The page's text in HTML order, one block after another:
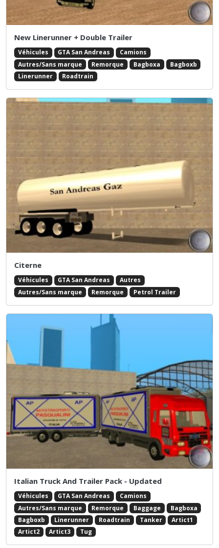
New Linerunner + Double Trailer
Véhicules GTA San Andreas
Camions
Autres/Sans marque
Remorque Bagboxa
Bagboxb
Linerunner
Roadtrain
Citerne
Véhicules GTA San Andreas
Autres
Autres/Sans marque
Remorque Petrol Trailer
Italian Truck And Trailer Pack - Updated
Véhicules GTA San Andreas
Camions
Autres/Sans marque
Remorque Baggage
Bagboxa
Bagboxb
Linerunner Roadtrain Tanker
Artict1
Artict2
Artict3 Tug